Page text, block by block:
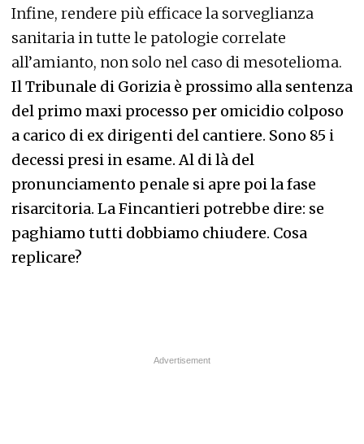
Infine, rendere più efficace la sorveglianza
sanitaria in tutte le patologie correlate
all’amianto, non solo nel caso di mesotelioma.
Il Tribunale di Gorizia è prossimo alla sentenza
del primo maxi processo per omicidio colposo
a carico di ex dirigenti del cantiere. Sono 85 i
decessi presi in esame. Al di là del
pronunciamento penale si apre poi la fase
risarcitoria. La Fincantieri potrebbe dire: se
paghiamo tutti dobbiamo chiudere. Cosa
replicare?